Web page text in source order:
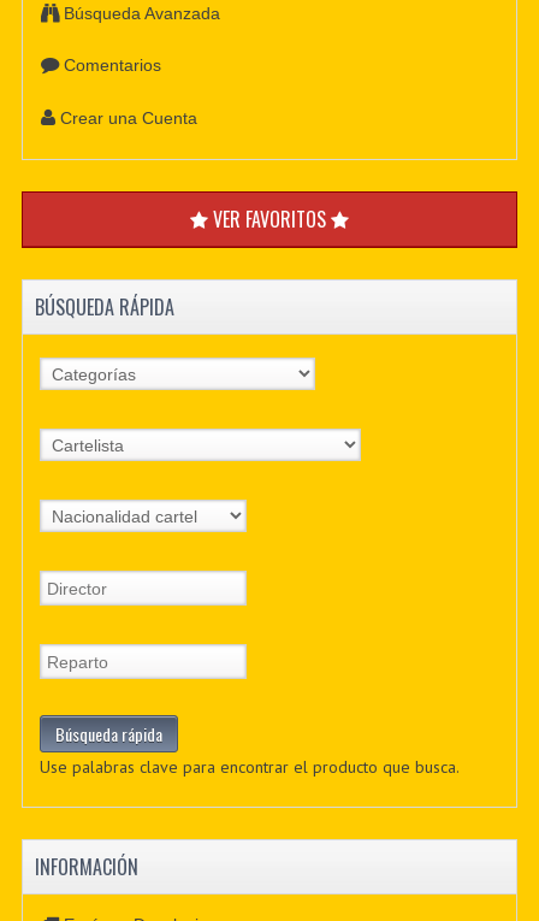
Búsqueda Avanzada
Comentarios
Crear una Cuenta
VER FAVORITOS
BÚSQUEDA RÁPIDA
Use palabras clave para encontrar el producto que busca.
INFORMACIÓN